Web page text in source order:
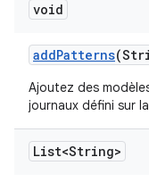
void
addPatterns
Ajoutez des
journaux défini sur
List<String>